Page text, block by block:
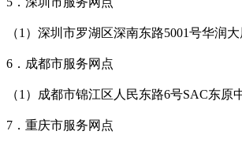
（1）深圳市罗湖区深南东路5001号华润大
6．成都市服务网点
（1）成都市锦江区人民东路6号SAC东原
7．重庆市服务网点